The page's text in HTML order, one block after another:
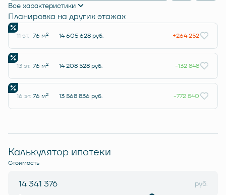
Все характеристики
Планировка на других этажах
11 эт. 76 м2 14 605 628 руб. +264 252
13 эт. 76 м2 14 208 528 руб. -132 848
16 эт. 76 м2 13 568 836 руб. -772 540
Калькулятор ипотеки
Стоимость
руб.